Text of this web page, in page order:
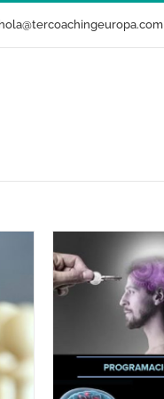
hola@tercoachingeuropa.com